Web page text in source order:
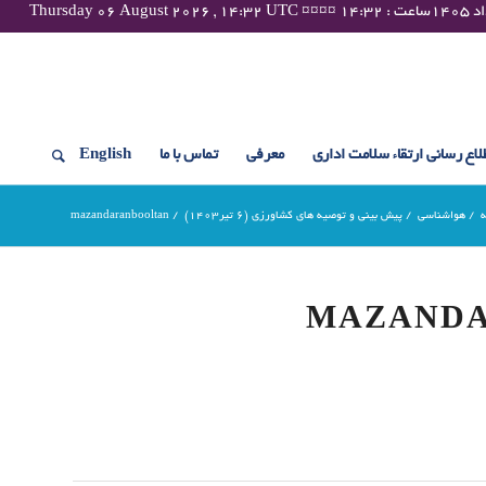
رسانی ارتقاء سلامت اداری معرفی تماس با ما English
/ هواشناسی / پیش بینی و توصیه های کشاورزی (6 تیر۱۴۰۳) /
mazandaranbooltan